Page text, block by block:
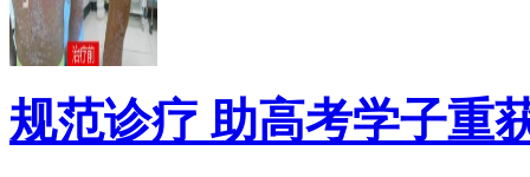
规范诊疗 助高考学子重